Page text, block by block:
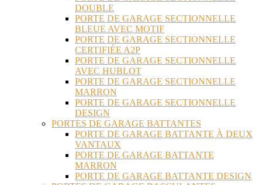
DOUBLE
PORTE DE GARAGE SECTIONNELLE
BLEUE AVEC MOTIF
PORTE DE GARAGE SECTIONNELLE
CERTIFIÉE A2P
PORTE DE GARAGE SECTIONNELLE
AVEC HUBLOT
PORTE DE GARAGE SECTIONNELLE
MARRON
PORTE DE GARAGE SECTIONNELLE
DESIGN
PORTES DE GARAGE BATTANTES
PORTE DE GARAGE BATTANTE À DEUX
VANTAUX
PORTE DE GARAGE BATTANTE
MARRON
PORTE DE GARAGE BATTANTE DESIGN